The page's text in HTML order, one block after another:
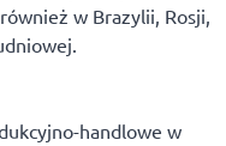
w Brazylii, Rosji,
handlowe w